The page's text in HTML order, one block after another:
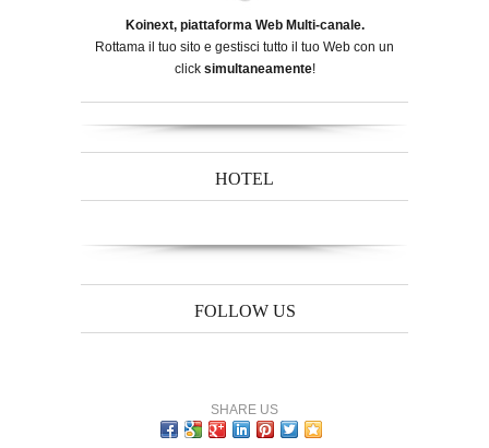
Koinext, piattaforma Web Multi-canale.
Rottama il tuo sito e gestisci tutto il tuo Web con un
click simultaneamente!
HOTEL
FOLLOW US
SHARE US